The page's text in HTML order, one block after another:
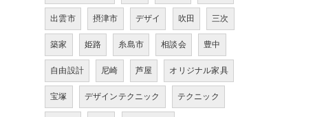
出雲市 摂津市 デザイ 吹田 三次
築家 姫路 糸島市 相談会 豊中
自由設計 尼崎 芦屋 オリジナル家具
宝塚 デザインテクニック テクニック